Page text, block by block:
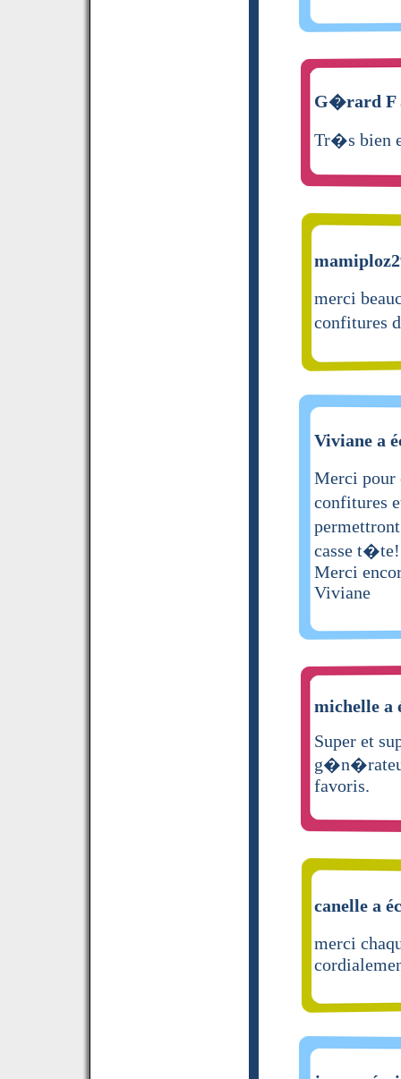
G�rard F
Tr�s bien
merci
confitures
Viviane a
Merci pour
confitures
casse t�te!
Merci
Viviane
michelle
Super et
favoris.
canelle a
merci